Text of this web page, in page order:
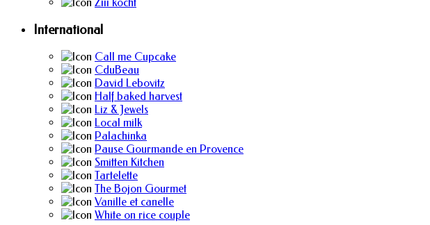
International
Call me Cupcake
CduBeau
David Lebovitz
Half baked harvest
Liz & Jewels
Local milk
Palachinka
Pause Gourmande en Provence
Smitten Kitchen
Tartelette
The Bojon Gourmet
Vanille et canelle
White on rice couple